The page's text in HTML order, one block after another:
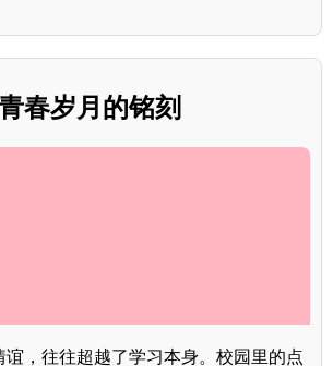
春岁月的铭刻
谊，往往超越了学习本身。校园里的点